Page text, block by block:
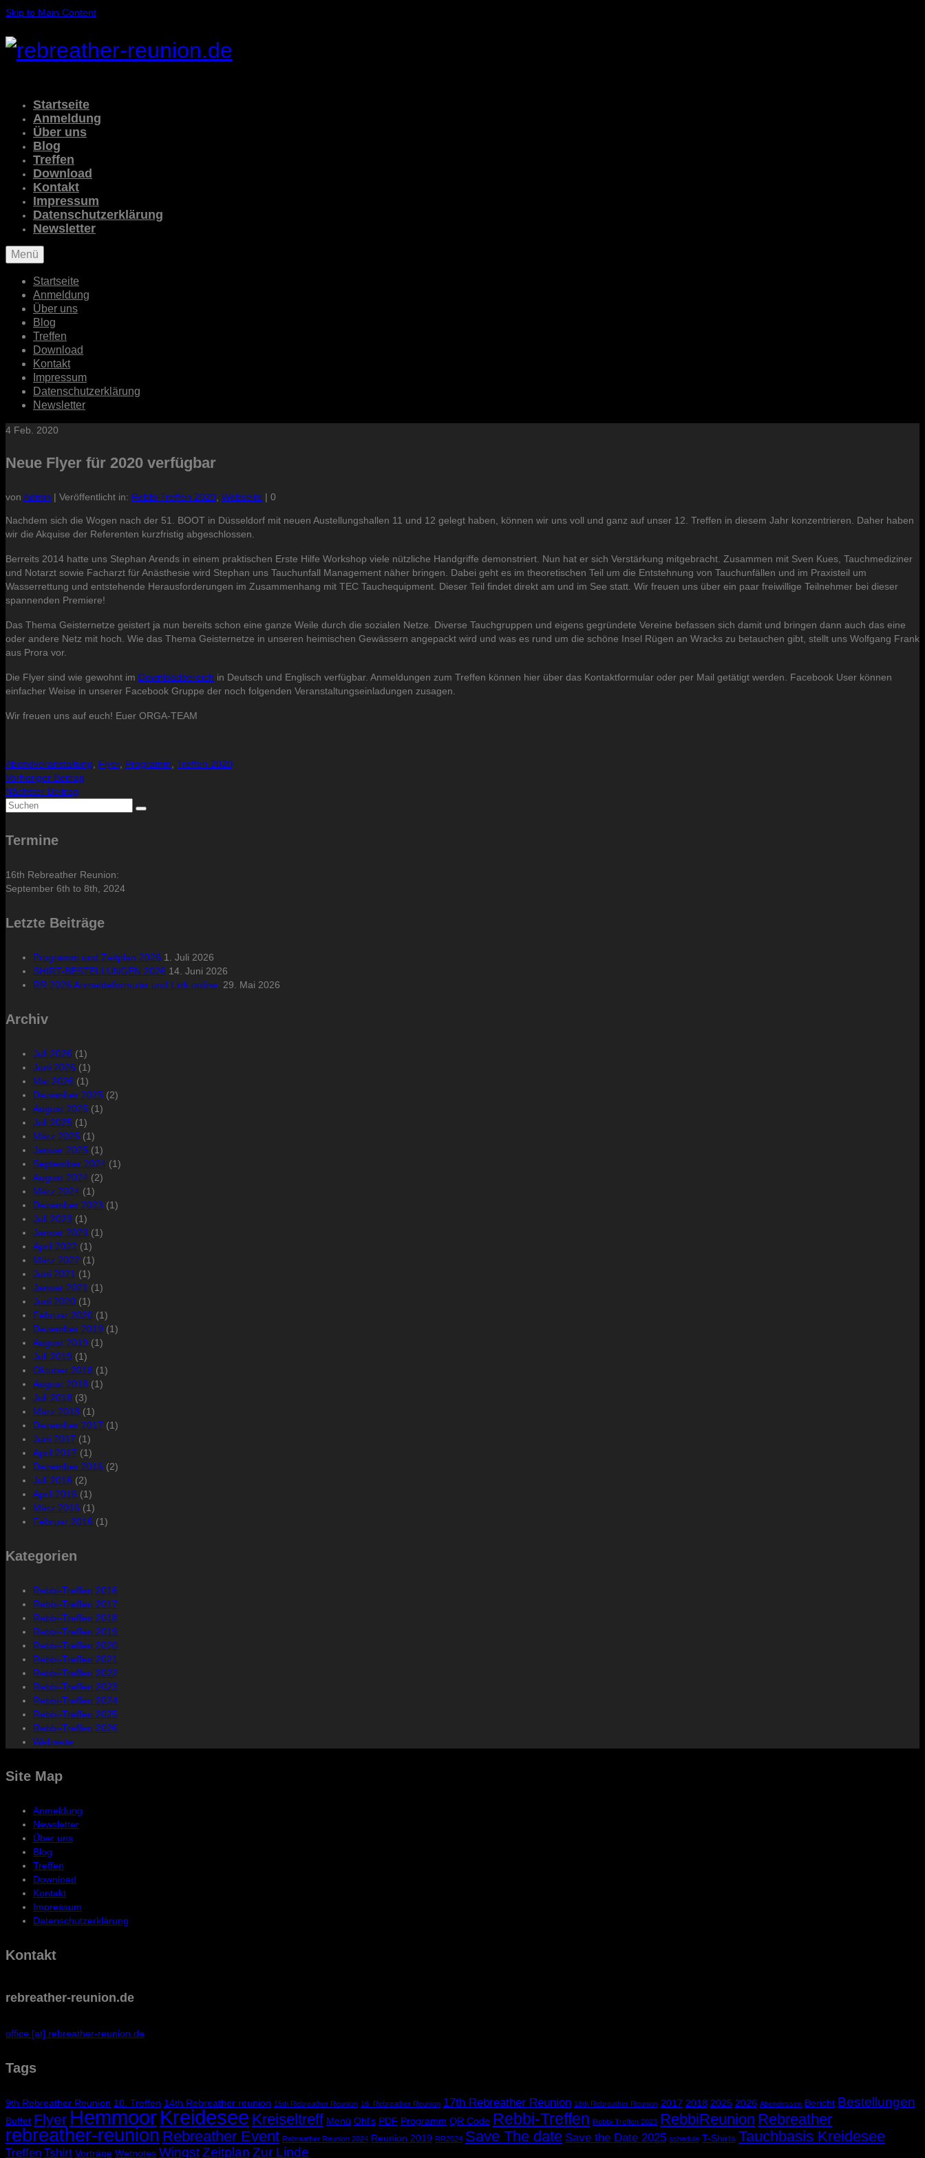
Skip to Main Content
Startseite
Anmeldung
Über uns
Blog
Treffen
Download
Kontakt
Impressum
Datenschutzerklärung
Newsletter
Menü
Startseite
Anmeldung
Über uns
Blog
Treffen
Download
Kontakt
Impressum
Datenschutzerklärung
Newsletter
4 Feb. 2020
Neue Flyer für 2020 verfügbar
von Admin | Veröffentlicht in: Rebbi-Treffen 2020 Webseite | 0
Nachdem sich die Wogen nach der 51. BOOT in Düsseldorf mit neuen Austellungshallen 11 und 12 gelegt haben, können wir uns voll und ganz auf unser 12. Treffen in diesem Jahr konzentrieren. Daher haben
wir die Akquise der Referenten kurzfristig abgeschlossen.
Berreits 2014 hatte uns Stephan Arends in einem praktischen Erste Hilfe Workshop viele nützliche Handgriffe demonstriert. Nun hat er sich Verstärkung mitgebracht. Zusammen mit Sven Kues, Tauchmediziner
und Notarzt sowie Facharzt für Anästhesie wird Stephan uns Tauchunfall Management näher bringen. Dabei geht es im theoretischen Teil um die Entstehnung von Tauchunfällen und im Praxisteil um
Wasserrettung und entstehende Herausforderungen im Zusammenhang mit TEC Tauchequipment. Dieser Teil findet direkt am und im See statt. Wir freuen uns über ein paar freiwillige Teilnehmer bei dieser
spannenden Premiere!
Das Thema Geisternetze geistert ja nun bereits schon eine ganze Weile durch die sozialen Netze. Diverse Tauchgruppen und eigens gegründete Vereine befassen sich damit und bringen dann auch das eine
oder andere Netz mit hoch. Wie das Thema Geisternetze in unseren heimischen Gewässern angepackt wird und was es rund um die schöne Insel Rügen an Wracks zu betauchen gibt, stellt uns Wolfgang Frank
aus Prora vor.
Die Flyer sind wie gewohnt im Downloadbereich in Deutsch und Englisch verfügbar. Anmeldungen zum Treffen können hier über das Kontaktformular oder per Mail getätigt werden. Facebook User können
einfacher Weise in unserer Facebook Gruppe der noch folgenden Veranstaltungseinladungen zusagen.
Wir freuen uns auf euch! Euer ORGA-TEAM
Abendveranstaltung Flyer, Programm Treffen 2020
Vorheriger Beitrag
Nächster Beitrag
Suche
Termine
16th Rebreather Reunion:
September 6th to 8th, 2024
Letzte Beiträge
Programm und Zeitplan 2026 1. Juli 2026
SHIRT-BESTELLUNGEN 2026 14. Juni 2026
RR 2026 Anmeldeformular und Link online 29. Mai 2026
Archiv
Juli 2026 (1)
Juni 2026 (1)
Mai 2026 (1)
Dezember 2025 (2)
August 2025 (1)
Juli 2025 (1)
März 2025 (1)
Januar 2025 (1)
September 2024 (1)
August 2024 (2)
März 2024 (1)
Dezember 2023 (1)
Juli 2023 (1)
Januar 2023 (1)
April 2022 (1)
März 2022 (1)
Juni 2021 (1)
Januar 2021 (1)
Juni 2020 (1)
Februar 2020 (1)
Dezember 2019 (1)
August 2019 (1)
Juli 2019 (1)
Oktober 2018 (1)
August 2018 (1)
Juli 2018 (3)
März 2018 (1)
Dezember 2017 (1)
Juni 2017 (1)
April 2017 (1)
Dezember 2016 (2)
Juli 2016 (2)
April 2016 (1)
März 2016 (1)
Februar 2016 (1)
Kategorien
Rebbi-Treffen 2016
Rebbi-Treffen 2017
Rebbi-Treffen 2018
Rebbi-Treffen 2019
Rebbi-Treffen 2020
Rebbi-Treffen 2021
Rebbi-Treffen 2022
Rebbi-Treffen 2023
Rebbi-Treffen 2024
Rebbi-Treffen 2025
Rebbi-Treffen 2026
Webseite
Site Map
Anmeldung
Newsletter
Über uns
Blog
Treffen
Download
Kontakt
Impressum
Datenschutzerklärung
Kontakt
rebreather-reunion.de
office [at] rebreather-reunion.de
Tags
9th Rebreather Reunion 10. Treffen 14th Rebreather reunion 15th Rebreather Reunion 16. Rebreather Reunion 17th Rebreather Reunion 18th Rebreather Reunion 2017 2018 2025 2026 Abendessen Bericht Bestellungen
Buffet Flyer HemmoorKreidesee Kreiseltreff Menü Ohl's PDF Programm QR Code Rebbi-Treffen Rebbi-Treffen 2023 RebbiReunion Rebreather
rebreather-reunion Rebreather Event Rebreather Reunion 2024 Reunion 2019 RR2024 Save The date Save the Date 2025 schedule T-Shirts Tauchbasis Kreidesee
Treffen Tshirt Vorträge Wetnotes WingstZeitplan Zur Linde